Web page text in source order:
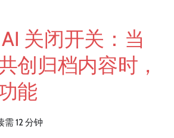
关闭开关：当
创归档内容时，
能
需 12 分钟